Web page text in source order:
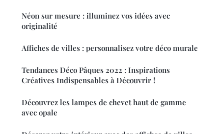
Néon sur mesure : illuminez vos idées avec
originalité
Affiches de villes : personnalisez votre déco murale
Tendances Déco Pâques 2022 : Inspirations
Créatives Indispensables à Découvrir !
Découvrez les lampes de chevet haut de gamme
avec opale